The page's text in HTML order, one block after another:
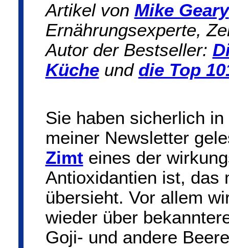
Artikel von Mike Geary
Ernährungsexperte,
Autor der Bestseller:
Küche und die Top
Sie haben sicherlich in
meiner Newsletter
Zimteines der
Antioxidantien ist, das
übersieht. Vor allem
wieder über
Goji- und andere